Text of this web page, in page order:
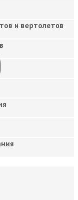
и вертолетов